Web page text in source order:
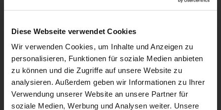
Diese Webseite verwendet Cookies
Wir verwenden Cookies, um Inhalte und Anzeigen zu
personalisieren, Funktionen für soziale Medien anbieten
zu können und die Zugriffe auf unsere Website zu
analysieren. Außerdem geben wir Informationen zu Ihrer
Verwendung unserer Website an unsere Partner für
soziale Medien, Werbung und Analysen weiter. Unsere
1:15
VIDEO